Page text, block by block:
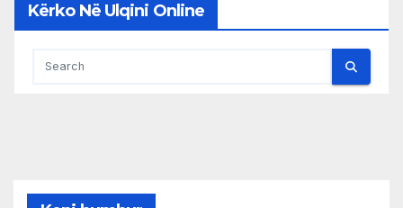
Kërko Në Ulqini Online